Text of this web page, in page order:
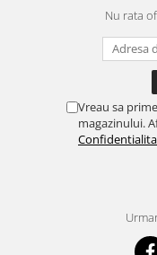
Nu rata
Vreau sa
magazinului.